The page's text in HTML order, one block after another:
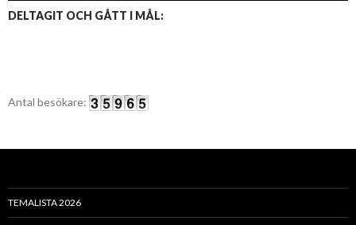
DELTAGIT OCH GÅTT I MÅL:
Antal besökare:
TEMALISTA 2026